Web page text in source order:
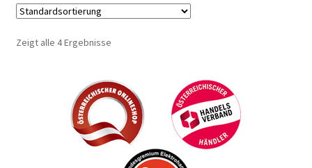
Zeigt alle 4 Ergebnisse